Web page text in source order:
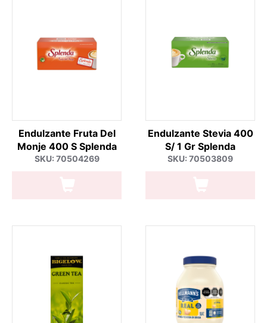
Endulzante Fruta Del
Monje 400 S Splenda
SKU: 70504269
Endulzante Stevia 400
S/ 1 Gr Splenda
SKU: 70503809